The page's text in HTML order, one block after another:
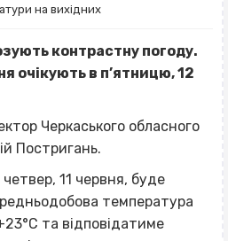
на вихідних
контрастну погоду.
очікують в п’ятницю, 12
Черкаського обласного
Постригань.
11 червня, буде
температура
та відповідатиме